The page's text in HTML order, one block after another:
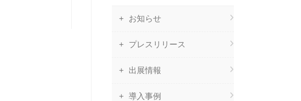
お知らせ
プレスリリース
出展情報
導入事例